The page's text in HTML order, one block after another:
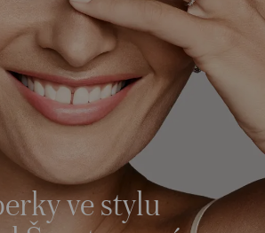
ve stylu